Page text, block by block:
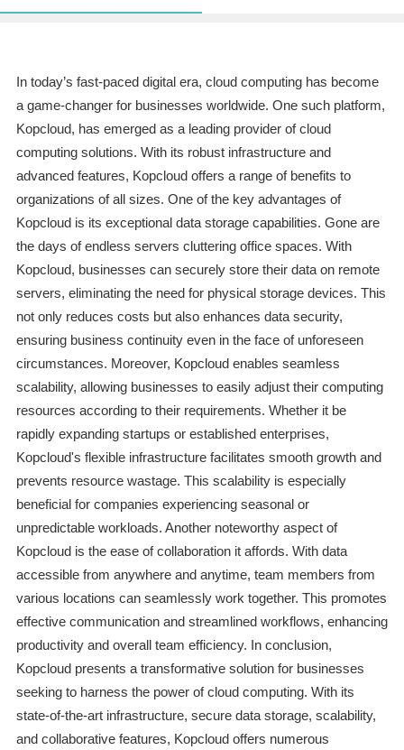
In today’s fast-paced digital era, cloud computing has become
a game-changer for businesses worldwide. One such platform,
Kopcloud, has emerged as a leading provider of cloud
computing solutions. With its robust infrastructure and
advanced features, Kopcloud offers a range of benefits to
organizations of all sizes. One of the key advantages of
Kopcloud is its exceptional data storage capabilities. Gone are
the days of endless servers cluttering office spaces. With
Kopcloud, businesses can securely store their data on remote
servers, eliminating the need for physical storage devices. This
not only reduces costs but also enhances data security,
ensuring business continuity even in the face of unforeseen
circumstances. Moreover, Kopcloud enables seamless
scalability, allowing businesses to easily adjust their computing
resources according to their requirements. Whether it be
rapidly expanding startups or established enterprises,
Kopcloud's flexible infrastructure facilitates smooth growth and
prevents resource wastage. This scalability is especially
beneficial for companies experiencing seasonal or
unpredictable workloads. Another noteworthy aspect of
Kopcloud is the ease of collaboration it affords. With data
accessible from anywhere and anytime, team members from
various locations can seamlessly work together. This promotes
effective communication and streamlined workflows, enhancing
productivity and overall team efficiency. In conclusion,
Kopcloud presents a transformative solution for businesses
seeking to harness the power of cloud computing. With its
state-of-the-art infrastructure, secure data storage, scalability,
and collaborative features, Kopcloud offers numerous